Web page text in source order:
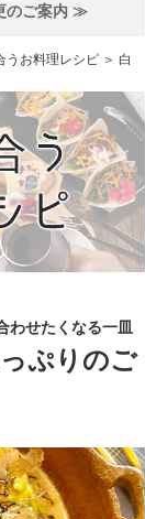
のご案内 ≫
うお料理レシピ ＞ 白
わせたくなる一皿
ぷりのご